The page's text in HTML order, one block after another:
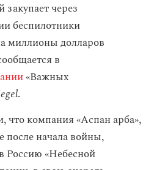
закупает через
беспилотники
миллионы долларов
в
«Важных
.
компания «Аспан арба»,
после начала войны,
Россию «Небесной